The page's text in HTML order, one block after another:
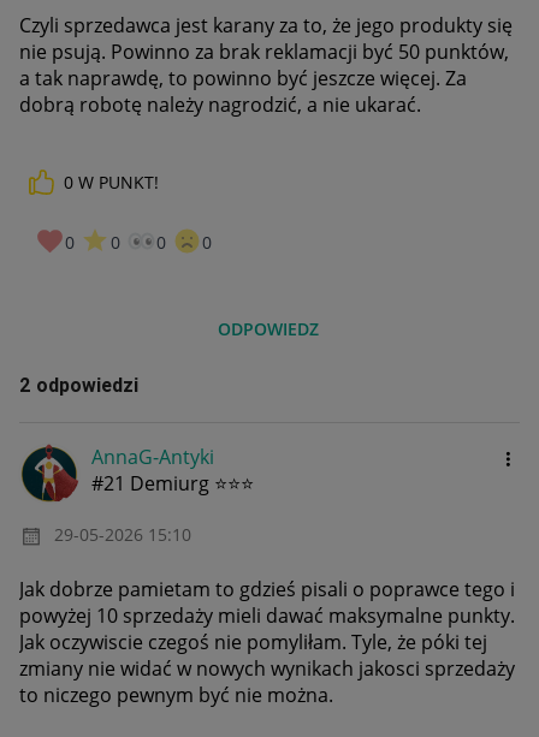
Czyli sprzedawca jest karany za to, że jego produkty się
nie psują. Powinno za brak reklamacji być 50 punktów,
a tak naprawdę, to powinno być jeszcze więcej. Za
dobrą robotę należy nagrodzić, a nie ukarać.
0 W PUNKT!
0 0 0 0
ODPOWIEDZ
2 odpowiedzi
AnnaG-Antyki
#21 Demiurg ⭐⭐⭐
‎29-05-2026 15:10
Jak dobrze pamietam to gdzieś pisali o poprawce tego i
powyżej 10 sprzedaży mieli dawać maksymalne punkty.
Jak oczywiscie czegoś nie pomyliłam. Tyle, że póki tej
zmiany nie widać w nowych wynikach jakosci sprzedaży
to niczego pewnym być nie można.